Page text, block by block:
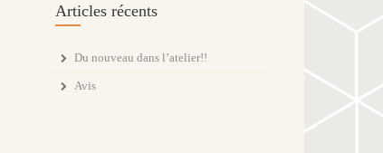
Articles récents
Du nouveau dans l’atelier!!
Avis